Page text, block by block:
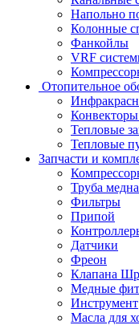
Напольно
Колонные
Фанкойлы
VRF
Отопительное
Конвекторы
Тепловые
Тепловые
Запчасти и
Труба
Фильтры
Припой
Датчики
Фреон
Клапана
Медные
Инструмент
Масла для